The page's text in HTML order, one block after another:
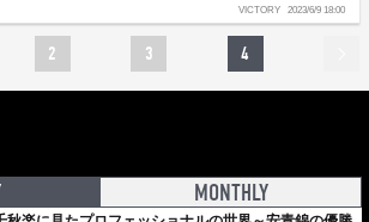
VICTORY 2023/6/9 18:00
2 3 4
MONTHLY